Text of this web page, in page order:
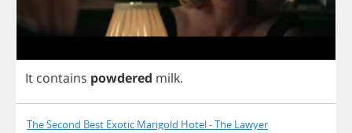
It contains powdered milk.
The Second Best Exotic Marigold Hotel - The Lawyer